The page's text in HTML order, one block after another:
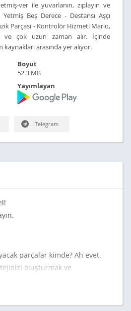
ver ile yuvarlanın, zıplayın ve
Beş Derece - Destansı Aşçı
Parçası - Kontrolör Hizmeti Mario,
çok uzun zaman alır. İçinde
arasında yer alıyor.
Boyut
52.3 MB
Yayımlayan
Telegram
parçalar kimde? Ah evet,
oluşturmak ve